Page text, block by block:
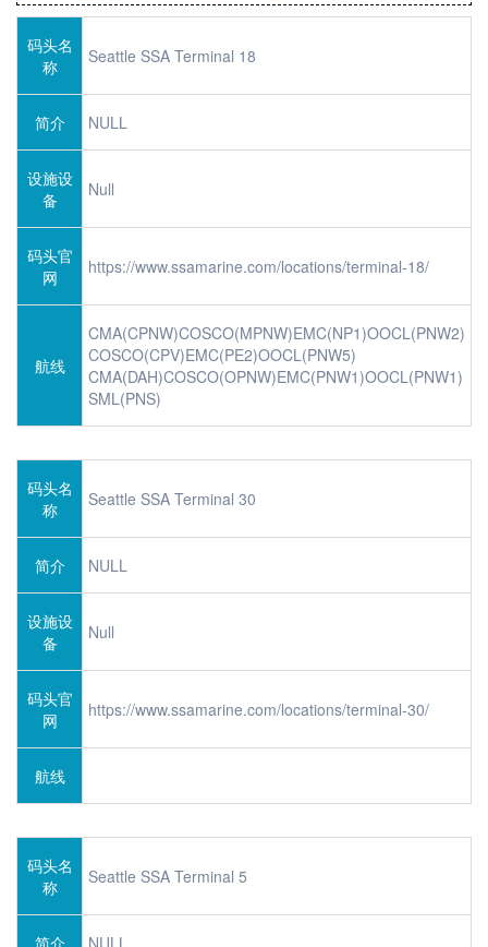
码头名
称
Seattle SSA Terminal 18
简介 NULL
设施设
备
Null
码头官
网
https://www.ssamarine.com/locations/terminal-18/
航线
CMA(CPNW)COSCO(MPNW)EMC(NP1)OOCL(PNW2)
COSCO(CPV)EMC(PE2)OOCL(PNW5)
CMA(DAH)COSCO(OPNW)EMC(PNW1)OOCL(PNW1)
SML(PNS)
码头名
称
Seattle SSA Terminal 30
简介 NULL
设施设
备
Null
码头官
网
https://www.ssamarine.com/locations/terminal-30/
航线
码头名
称
Seattle SSA Terminal 5
简介 NULL